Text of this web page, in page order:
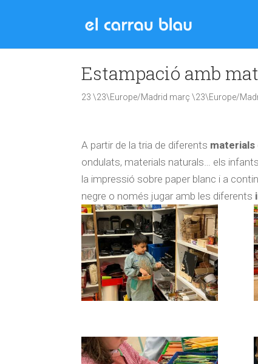
Estampació amb
23 \23\Europe/Madrid març \23\Europe/
A partir de la tria de diferents materials
ondulats, materials naturals… els
la impressió sobre paper blanc i a
negre o només jugar amb les diferents